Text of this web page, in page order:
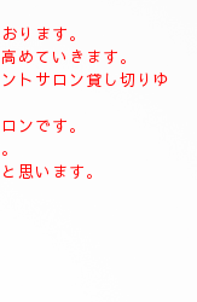
です。お客様へのお
客、カウンセリング
で心身共にリラック
れた貴方様のお体を